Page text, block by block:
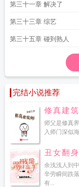
第三十一章 解决了
第三十三章 综艺
第三十五章 碰到熟人
完结小说推荐
修真建
师父是修真
入师门深似
丑女翻
余浅浅人到
辛劳瞬间跌
有...